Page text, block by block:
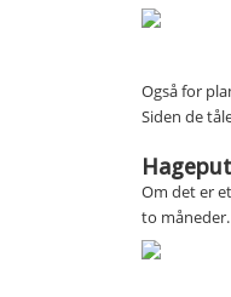
Også for
Siden de
Om det er
to